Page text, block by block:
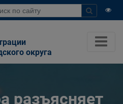
округа
разъясняет